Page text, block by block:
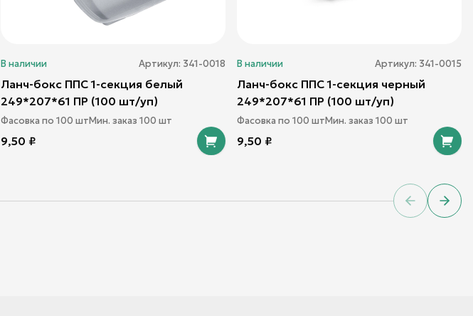
В наличии Артикул: 341-0018
Ланч-бокс ППС 1-секция белый
249*207*61 ПР (100 шт/уп)
Фасовка по 100 штМин. заказ 100 шт
9,50 ₽
В наличии Артикул: 341-0015
Ланч-бокс ППС 1-секция черный
249*207*61 ПР (100 шт/уп)
Фасовка по 100 штМин. заказ 100 шт
9,50 ₽
Previous
Next